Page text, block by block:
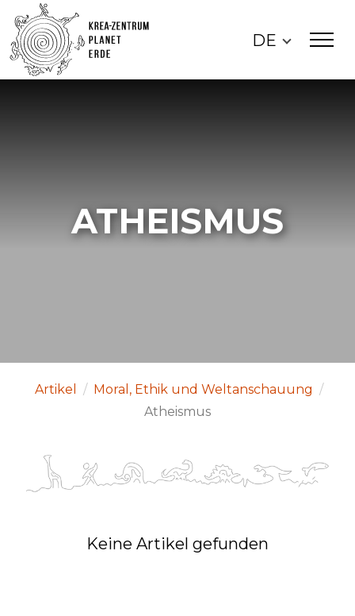
DE
ATHEISMUS
Artikel / Moral, Ethik und Weltanschauung /
Atheismus
Keine Artikel gefunden